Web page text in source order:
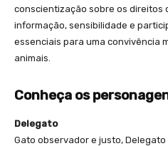
conscientização sobre os direitos
informação, sensibilidade e
essenciais para uma convivência
animais.
Conheça os
Delegato
Gato observador e justo,